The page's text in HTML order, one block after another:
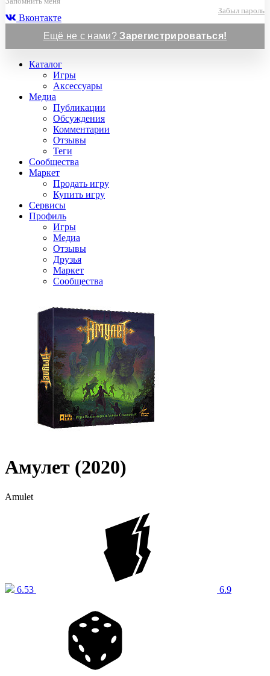
Забыл пароль
Вконтакте
Ещё не с нами?Зарегистрироваться!
Каталог
Игры
Аксессуары
Медиа
Публикации
Обсуждения
Комментарии
Отзывы
Теги
Сообщества
Маркет
Продать игру
Купить игру
Сервисы
Профиль
Игры
Медиа
Отзывы
Друзья
Маркет
Сообщества
Амулет (2020)
Amulet
6.53 6.9